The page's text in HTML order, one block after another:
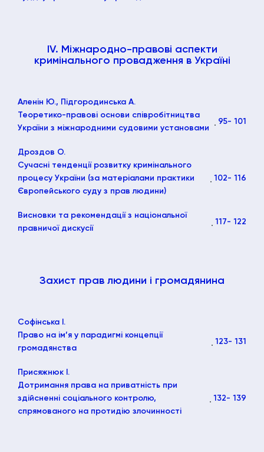
ІV. Міжнародно-правові аспекти
кримінального провадження в Україні
Аленін Ю., Підгородинська А.
Теоретико-правові основи співробітництва
України з міжнародними судовими установами
95- 101
Дроздов О.
Сучасні тенденції розвитку кримінального
процесу України (за матеріалами практики
Європейського суду з прав людини)
102- 116
Висновки та рекомендації з національної
правничої дискусії
117- 122
Захист прав людини і громадянина
Софінська І.
Право на ім’я у парадигмі концепції
громадянства
123- 131
Присяжнюк І.
Дотримання права на приватність при
здійсненні соціального контролю,
спрямованого на протидію злочинності
132- 139